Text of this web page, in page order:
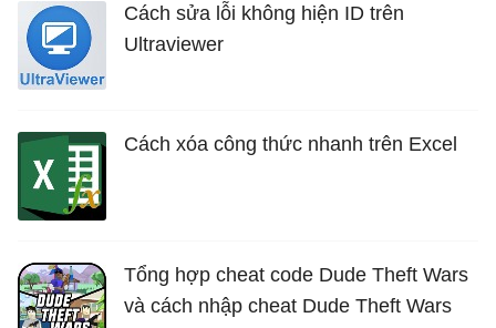
Cách sửa lỗi không hiện ID trên
Ultraviewer
Cách xóa công thức nhanh trên Excel
Tổng hợp cheat code Dude Theft Wars
và cách nhập cheat Dude Theft Wars